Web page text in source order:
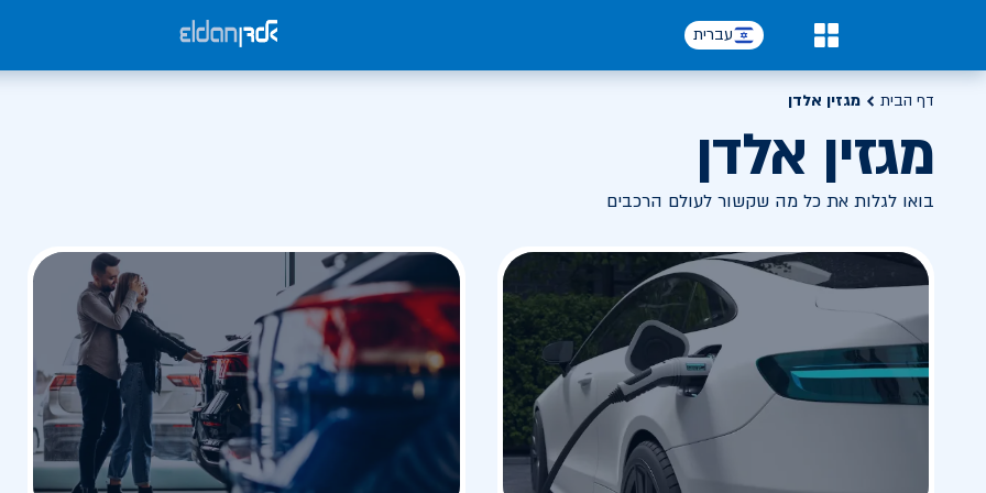
עברית
דף הבית מגזין אלדן
מגזין אלדן
בואו לגלות את כל מה שקשור לעולם הרכבים